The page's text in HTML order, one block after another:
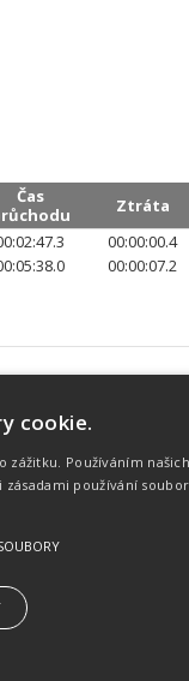
Čas
Ztráta
00:00:00.4
00:00:07.2
na
akcí
cookie.
Používáním našich
používání